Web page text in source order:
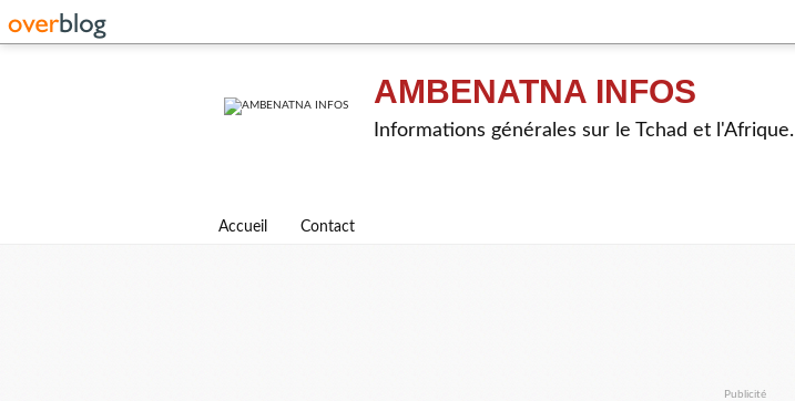
AMBENATNA INFOS
Informations générales sur le Tchad et l'Afrique.
Accueil Contact
Publicité